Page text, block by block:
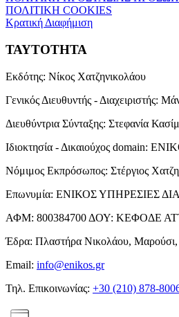
ΠΟΛΙΤΙΚΗ COOKIES
Κρατική Διαφήμιση
ΤΑΥΤΟΤΗΤΑ
Εκδότης: Νίκος Χατζηνικολάου
Γενικός Διευθυντής - Διαχειριστής:
Διευθύντρια Σύνταξης: Στεφανία
Ιδιοκτησία - Δικαιούχος domain:
Νόμιμος Εκπρόσωπος: Στέργιος
Επωνυμία: ΕΝΙΚΟΣ ΥΠΗΡΕΣΙΕΣ
ΑΦΜ: 800384700 ΔΟΥ: ΚΕΦΟΔΕ
Έδρα: Πλαστήρα Νικολάου,
Email: info@enikos.gr
Τηλ. Επικοινωνίας: +30 (210) 878-